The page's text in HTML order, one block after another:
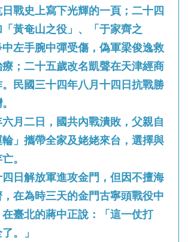
戰史上寫下光輝的一頁；二十四
黃奄山之役」、「于家齊之
左手腕中彈受傷，偽軍梁俊逸救
；二十五歲改名凱聲在天津經商
民國三十四年八月十四日抗戰勝
月二日，國共內戰潰敗，父親自
」攜帶全家及姥姥來台，選擇與
。
日解放軍進攻金門，但因不擅海
在為時三天的金門古寧頭戰役中
臺北的蔣中正說：「這一仗打
。」